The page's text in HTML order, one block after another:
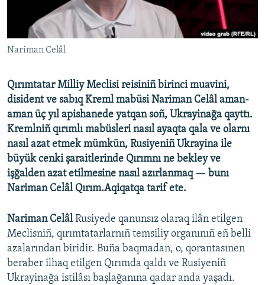
Русский
Українською
RFE/RS bütün saytları
Nariman Celâl
Qırımtatar Milliy Meclisi reisiniñ birinci muavini,
disident ve sabıq Kreml mabüsi Nariman Celâl aman-
aman üç yıl apishanede yatqan soñ, Ukrayinağa qayttı.
Kremlniñ qırımlı mabüsleri nasıl ayaqta qala ve olarnı
nasıl azat etmek mümkün, Rusiyeniñ Ukrayina ile
büyük cenki şaraitlerinde Qırımnı ne bekley ve
işğalden azat etilmesine nasıl azırlanmaq — bunı
Nariman Celâl Qırım.Aqiqatqa tarif ete.
Nariman CelâlRusiyede qanunsız olaraq ilân etilgen
Meclisniñ, qırımtatarlarnıñ temsiliy organınıñ eñ belli
azalarından biridir. Buña baqmadan, o, qorantasınen
beraber ilhaq etilgen Qırımda qaldı ve Rusiyeniñ
Ukrayinağa istilâsı başlağanına qadar anda yaşadı.